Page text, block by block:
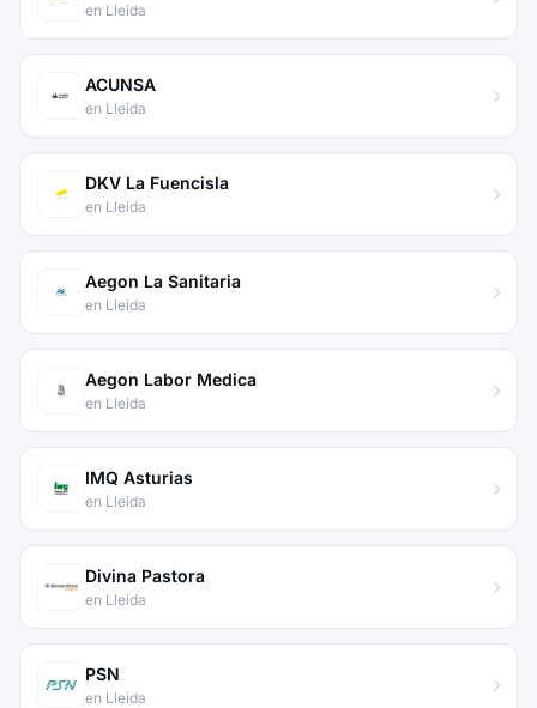
en Lleida
ACUNSA
en Lleida
DKV La Fuencisla
en Lleida
Aegon La Sanitaria
en Lleida
Aegon Labor Medica
en Lleida
IMQ Asturias
en Lleida
Divina Pastora
en Lleida
PSN
en Lleida